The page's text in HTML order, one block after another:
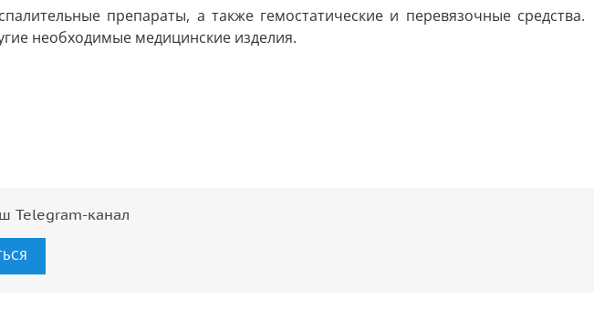
препараты, а также гемостатические и перевязочные средства.
необходимые медицинские изделия.
Telegram-канал